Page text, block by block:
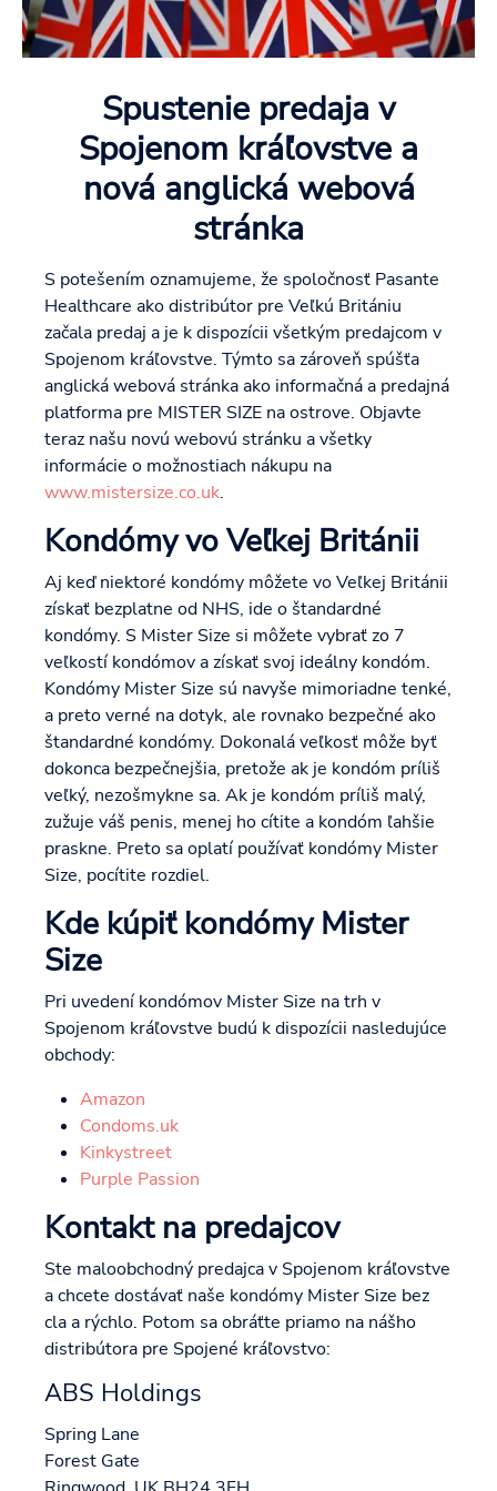
Spustenie predaja v
Spojenom kráľovstve a
nová anglická webová
stránka
S potešením oznamujeme, že spoločnosť Pasante
Healthcare ako distribútor pre Veľkú Britániu
začala predaj a je k dispozícii všetkým predajcom v
Spojenom kráľovstve. Týmto sa zároveň spúšťa
anglická webová stránka ako informačná a predajná
platforma pre MISTER SIZE na ostrove. Objavte
teraz našu novú webovú stránku a všetky
informácie o možnostiach nákupu na
www.mistersize.co.uk.
Kondómy vo Veľkej Británii
Aj keď niektoré kondómy môžete vo Veľkej Británii
získať bezplatne od NHS, ide o štandardné
kondómy. S Mister Size si môžete vybrať zo 7
veľkostí kondómov a získať svoj ideálny kondóm.
Kondómy Mister Size sú navyše mimoriadne tenké,
a preto verné na dotyk, ale rovnako bezpečné ako
štandardné kondómy. Dokonalá veľkosť môže byť
dokonca bezpečnejšia, pretože ak je kondóm príliš
veľký, nezošmykne sa. Ak je kondóm príliš malý,
zužuje váš penis, menej ho cítite a kondóm ľahšie
praskne. Preto sa oplatí používať kondómy Mister
Size, pocítite rozdiel.
Kde kúpiť kondómy Mister
Size
Pri uvedení kondómov Mister Size na trh v
Spojenom kráľovstve budú k dispozícii nasledujúce
obchody:
Amazon
Condoms.uk
Kinkystreet
Purple Passion
Kontakt na predajcov
Ste maloobchodný predajca v Spojenom kráľovstve
a chcete dostávať naše kondómy Mister Size bez
cla a rýchlo. Potom sa obráťte priamo na nášho
distribútora pre Spojené kráľovstvo:
ABS Holdings
Spring Lane
Forest Gate